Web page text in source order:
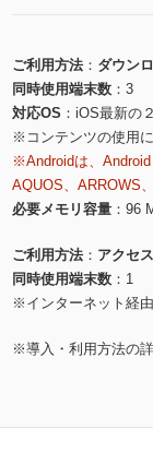
ご利用方法
ダウン
同時使用端末数
3
対応OS
iOS最新の
※コンテンツの使用
※Androidは、Android
AQUOS、ARROWS
必要メモリ容量
96
ご利用方法
アクセ
同時使用端末数
1
※インターネット経
※導入・利用方法の